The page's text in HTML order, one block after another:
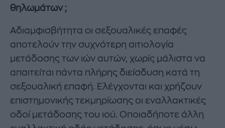
θηλωμάτων ;
Αδιαμφισβήτητα οι σεξουαλικές επαφές
αποτελούν την συχνότερη αιτιολογία
μετάδοσης των ιών αυτών, χωρίς μάλιστα να
απαιτείται πάντα πλήρης διείσδυση κατά τη
σεξουαλική επαφή. Ελέγχονται και χρήζουν
επιστημονικής τεκμηρίωσης οι εναλλακτικές
οδοί μετάδοσης του ιού. Οποιαδήποτε άλλη